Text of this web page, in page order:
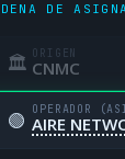
DE
🏛 ORIGEN
CNMC
🟢 OPERADOR
AIRE